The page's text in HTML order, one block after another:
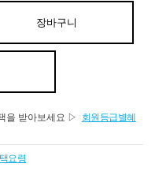
장바구니
을 받아보세요 ▷
회원등급별혜
요령